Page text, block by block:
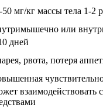
50 мг/кг массы тела 1-2
или
дней
рвота, потеря
взаимодействовать